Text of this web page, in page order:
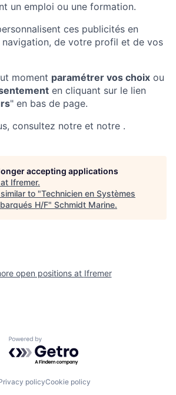
un emploi ou une formation.
ces publicités en
de votre profil et de vos
moment paramétrer vos choix ou
en cliquant sur le lien
" en bas de page.
consultez notre et notre .
accepting applications
Ifremer.
to "Technicien en Systèmes
H/F" Schmidt Marine.
open positions at Ifremer
Powered by Getro.com
policyCookie policy